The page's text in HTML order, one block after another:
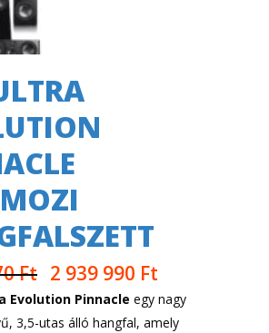
Ft 2 939 990 Ft
Evolution Pinnacle egy nagy
3,5-utas álló hangfal, amely